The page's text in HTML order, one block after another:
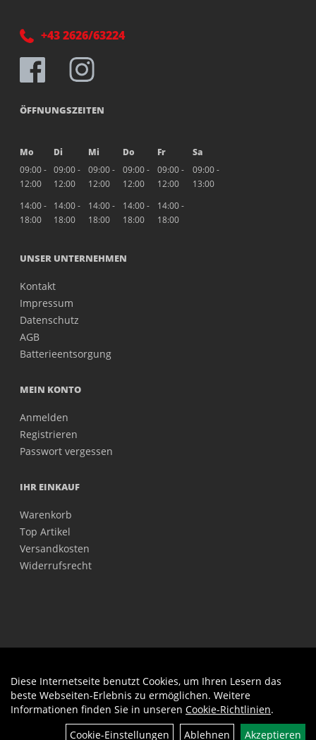
+43 2626/63224
ÖFFNUNGSZEITEN
Mo Di Mi Do Fr
Sa
09:00 -
12:00
09:00 -
12:00
09:00 -
12:00
09:00 -
12:00
09:00 -
12:00
09:00 -
13:00
14:00 -
18:00
14:00 -
18:00
14:00 -
18:00
14:00 -
18:00
14:00 -
18:00
UNSER UNTERNEHMEN
Kontakt
Impressum
Datenschutz
AGB
Batterieentsorgung
MEIN KONTO
Anmelden
Registrieren
Passwort vergessen
IHR EINKAUF
Warenkorb
Top Artikel
Versandkosten
Widerrufsrecht
Diese Internetseite benutzt Cookies, um Ihren Lesern das
beste Webseiten-Erlebnis zu ermöglichen. Weitere
Informationen finden Sie in unseren Cookie-Richtlinien.
Cookie-Einstellungen
Ablehnen Akzeptieren
Auftrag widerrufen